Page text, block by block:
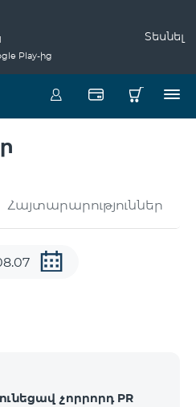
Play-ից
Տեսնել
Հայտարարություններ
չորրորդ PR